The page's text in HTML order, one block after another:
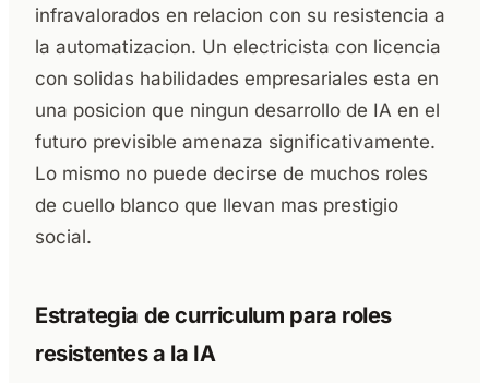
infravalorados en relacion con su resistencia a
la automatizacion. Un electricista con licencia
con solidas habilidades empresariales esta en
una posicion que ningun desarrollo de IA en el
futuro previsible amenaza significativamente.
Lo mismo no puede decirse de muchos roles
de cuello blanco que llevan mas prestigio
social.
Estrategia de curriculum para roles
resistentes a la IA